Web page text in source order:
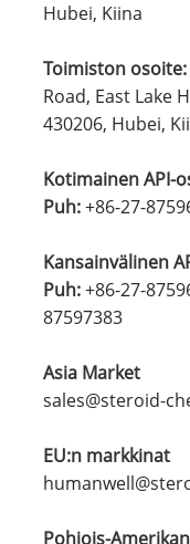
Hubei, Kiina
Toimiston osoite:
Road, East Lake
430206, Hubei,
Kotimainen API-
Puh: +86-27-
Kansainvälinen
Puh: +86-27-
87597383
Asia Market
sales@steroid-
EU:n markkinat
Pohjois-